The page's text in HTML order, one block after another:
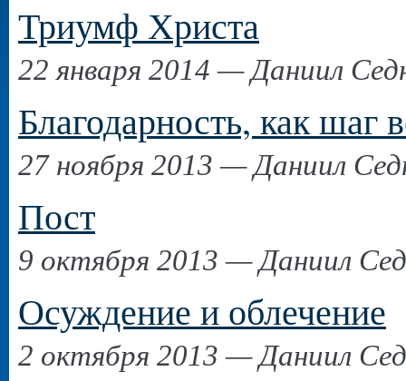
Триумф Христа
22 января 2014 — Даниил
Благодарность, как шаг
27 ноября 2013 — Даниил
Пост
9 октября 2013 — Даниил
Осуждение и облечение
2 октября 2013 — Даниил